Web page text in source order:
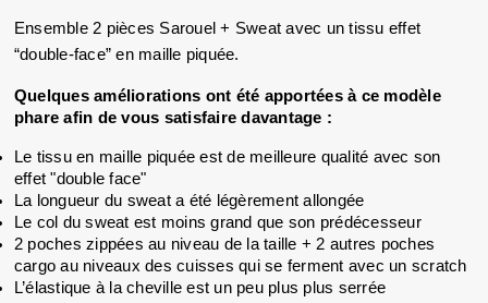
Ensemble 2 pièces Sarouel + Sweat avec un tissu effet
“double-face” en maille piquée.
Quelques améliorations ont été apportées à ce modèle
phare afin de vous satisfaire davantage :
Le tissu en maille piquée est de meilleure qualité avec son
effet "double face"
La longueur du sweat a été légèrement allongée
Le col du sweat est moins grand que son prédécesseur
2 poches zippées au niveau de la taille + 2 autres poches
cargo au niveaux des cuisses qui se ferment avec un scratch
L’élastique à la cheville est un peu plus plus serrée